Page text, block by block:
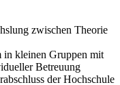
zwischen Theorie
in kleinen Gruppen mit
Betreuung
der Hochschule